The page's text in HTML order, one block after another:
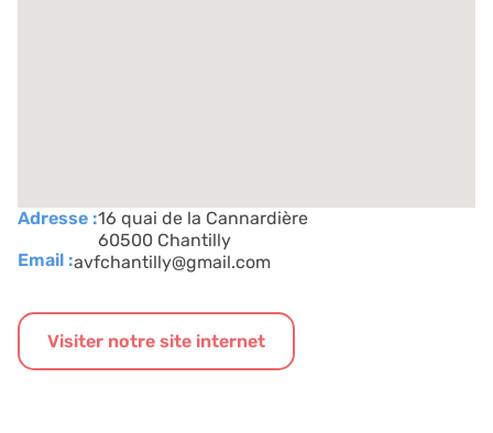
Adresse :16 quai de la Cannardière
60500 Chantilly
Email :avfchantilly@gmail.com
Visiter notre site internet